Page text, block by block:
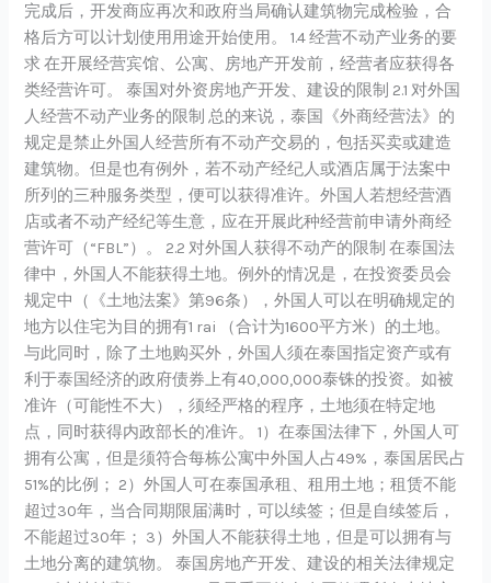
完成后，开发商应再次和政府当局确认建筑物完成检验，合
格后方可以计划使用用途开始使用。 1.4 经营不动产业务的要
求 在开展经营宾馆、公寓、房地产开发前，经营者应获得各
类经营许可。 泰国对外资房地产开发、建设的限制 2.1 对外国
人经营不动产业务的限制 总的来说，泰国《外商经营法》的
规定是禁止外国人经营所有不动产交易的，包括买卖或建造
建筑物。但是也有例外，若不动产经纪人或酒店属于法案中
所列的三种服务类型，便可以获得准许。外国人若想经营酒
店或者不动产经纪等生意，应在开展此种经营前申请外商经
营许可（“FBL”）。 2.2 对外国人获得不动产的限制 在泰国法
律中，外国人不能获得土地。例外的情况是，在投资委员会
规定中（《土地法案》第96条），外国人可以在明确规定的
地方以住宅为目的拥有1 rai （合计为1600平方米）的土地。
与此同时，除了土地购买外，外国人须在泰国指定资产或有
利于泰国经济的政府债券上有40,000,000泰铢的投资。如被
准许（可能性不大），须经严格的程序，土地须在特定地
点，同时获得内政部长的准许。 1）在泰国法律下，外国人可
拥有公寓，但是须符合每栋公寓中外国人占49%，泰国居民占
51%的比例； 2）外国人可在泰国承租、租用土地；租赁不能
超过30年，当合同期限届满时，可以续签；但是自续签后，
不能超过30年； 3）外国人不能获得土地，但是可以拥有与
土地分离的建筑物。 泰国房地产开发、建设的相关法律规定
解
析！